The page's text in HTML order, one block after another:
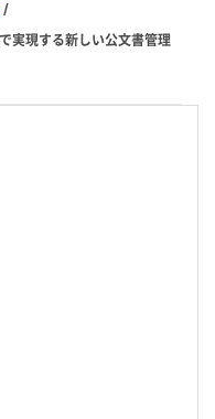
現する新しい公文書管理